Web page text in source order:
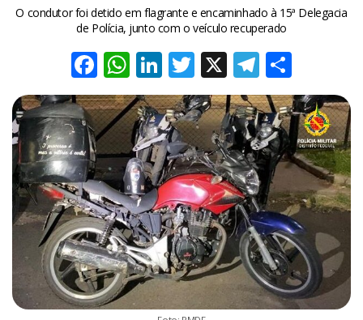
O condutor foi detido em flagrante e encaminhado à 15ª Delegacia
de Polícia, junto com o veículo recuperado
Facebook
WhatsApp
LinkedIn
Twitter
X